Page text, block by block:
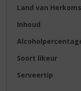
Land van
Inhoud
Soort likeur
Serveertip